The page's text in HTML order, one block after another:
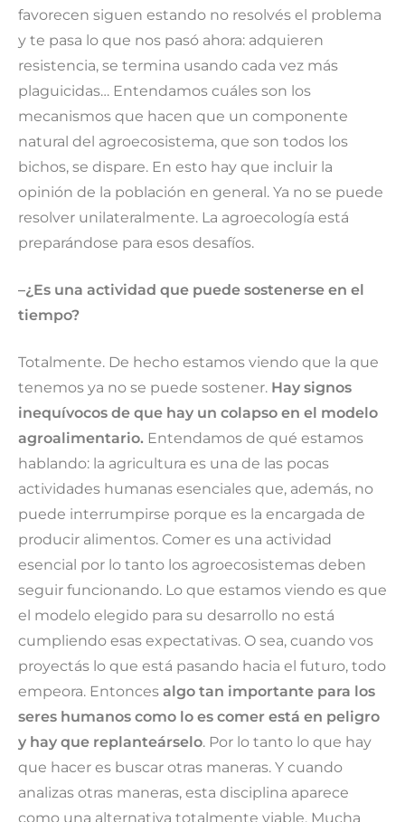
favorecen siguen estando no resolvés el problema
y te pasa lo que nos pasó ahora: adquieren
resistencia, se termina usando cada vez más
plaguicidas… Entendamos cuáles son los
mecanismos que hacen que un componente
natural del agroecosistema, que son todos los
bichos, se dispare. En esto hay que incluir la
opinión de la población en general. Ya no se puede
resolver unilateralmente. La agroecología está
preparándose para esos desafíos.
–¿Es una actividad que puede sostenerse en el
tiempo?
Totalmente. De hecho estamos viendo que la que
tenemos ya no se puede sostener. Hay signos
inequívocos de que hay un colapso en el modelo
agroalimentario. Entendamos de qué estamos
hablando: la agricultura es una de las pocas
actividades humanas esenciales que, además, no
puede interrumpirse porque es la encargada de
producir alimentos. Comer es una actividad
esencial por lo tanto los agroecosistemas deben
seguir funcionando. Lo que estamos viendo es que
el modelo elegido para su desarrollo no está
cumpliendo esas expectativas. O sea, cuando vos
proyectás lo que está pasando hacia el futuro, todo
empeora. Entonces algo tan importante para los
seres humanos como lo es comer está en peligro
y hay que replanteárselo. Por lo tanto lo que hay
que hacer es buscar otras maneras. Y cuando
analizas otras maneras, esta disciplina aparece
como una alternativa totalmente viable. Mucha